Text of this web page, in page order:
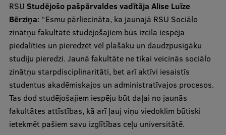
Starptautiskie sadarbības partneri
EURAXESS RSU kontaktpunkts
EATRIS koordinators Latvijā
RSU Studējošo pašpārvaldes vadītāja Alise Luīze
Bērziņa: “Esmu pārliecināta, ka jaunajā RSU Sociālo
zinātņu fakultātē studējošajiem būs izcila iespēja
piedalīties un pieredzēt vēl plašāku un daudzpusīgāku
studiju pieredzi. Jaunā fakultāte ne tikai veicinās sociālo
zinātņu starpdisciplinaritāti, bet arī aktīvi iesaistīs
studentus akadēmiskajos un administratīvajos procesos.
Tas dod studējošajiem iespēju būt daļai no jaunās
fakultātes attīstības, kā arī ļauj viņu viedoklim būtiski
ietekmēt pašiem savu izglītības ceļu universitātē.